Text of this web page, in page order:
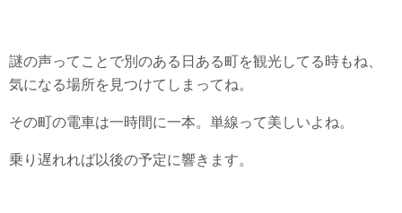
謎の声ってことで別のある日ある町を観光してる時もね、
気になる場所を見つけてしまってね。
その町の電車は一時間に一本。単線って美しいよね。
乗り遅れれば以後の予定に響きます。